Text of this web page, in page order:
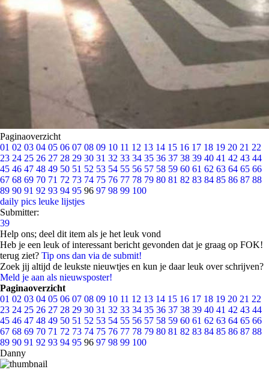
Paginaoverzicht
01 02 03 04 05 06 07 08 09 10 11 12 13 14 15 16 17 18 19 20 21 22
23 24 25 26 27 28 29 30 31 32 33 34 35 36 37 38 39 40 41 42 43 44
45 46 47 48 49 50 51 52 53 54 55 56 57 58 59 60 61 62 63 64 65 66
67 68 69 70 71 72 73 74 75 76 77 78 79 80 81 82 83 84 85 86 87 88
89 90 91 92 93 94 95 96 97 98 99 100
daily pics leuke lijstjes
Submitter:
39
Help ons; deel dit item als je het leuk vond
Heb je een leuk of interessant bericht gevonden dat je graag op FOK!
terug ziet? Tip ons dan via de submit!
Zoek jij altijd de leukste nieuwtjes en kun je daar leuk over schrijven?
Meld je aan als nieuwsposter!
Paginaoverzicht
01 02 03 04 05 06 07 08 09 10 11 12 13 14 15 16 17 18 19 20 21 22
23 24 25 26 27 28 29 30 31 32 33 34 35 36 37 38 39 40 41 42 43 44
45 46 47 48 49 50 51 52 53 54 55 56 57 58 59 60 61 62 63 64 65 66
67 68 69 70 71 72 73 74 75 76 77 78 79 80 81 82 83 84 85 86 87 88
89 90 91 92 93 94 95 96 97 98 99 100
Danny